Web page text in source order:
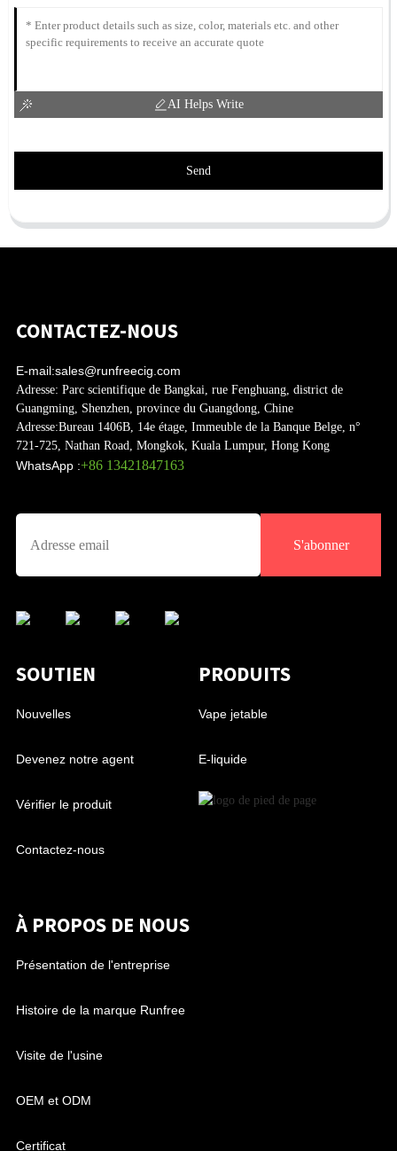
AI Helps Write
Send
CONTACTEZ-NOUS
E-mail:sales@runfreecig.com
Adresse: Parc scientifique de Bangkai, rue Fenghuang, district de
Guangming, Shenzhen, province du Guangdong, Chine
Adresse:Bureau 1406B, 14e étage, Immeuble de la Banque Belge, n°
721-725, Nathan Road, Mongkok, Kuala Lumpur, Hong Kong
WhatsApp :+86 13421847163
S'abonner
SOUTIEN
Nouvelles
Devenez notre agent
Vérifier le produit
Contactez-nous
PRODUITS
Vape jetable
E-liquide
À PROPOS DE NOUS
Présentation de l'entreprise
Histoire de la marque Runfree
Visite de l'usine
OEM et ODM
Certificat